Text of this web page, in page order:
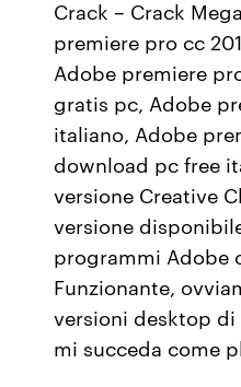
Crack – Crack
premiere pro cc
Adobe premiere
gratis pc, Adobe
italiano, Adobe
download pc free
versione Creative
versione
programmi Adobe
Funzionante,
versioni desktop di
mi succeda come